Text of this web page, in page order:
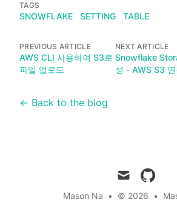
TAGS
SNOWFLAKE SETTING TABLE
PREVIOUS ARTICLE
AWS CLI 사용하여 S3로
파일 업로드
NEXT ARTICLE
Snowflake
성 - AWS S3 연
← Back to the blog
mail github
Mason Na • © 2026 •